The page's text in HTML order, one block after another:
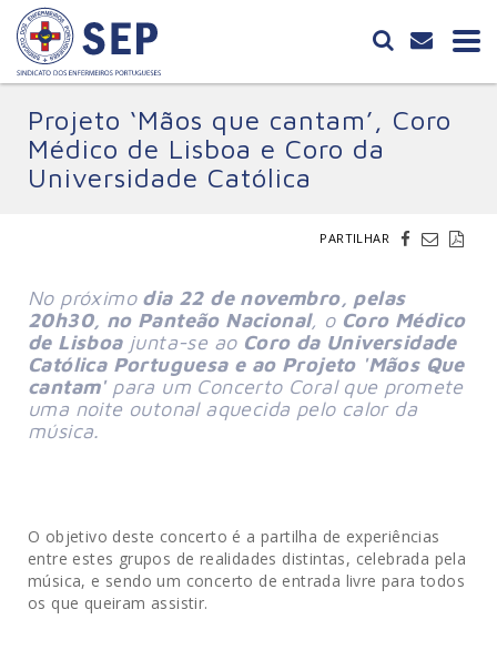
Projeto ‘Mãos que cantam’, Coro
Médico de Lisboa e Coro da
Universidade Católica
PARTILHAR
No próximo dia 22 de novembro, pelas
20h30, no Panteão Nacional, o Coro Médico
de Lisboajunta-se ao Coro da Universidade
Católica Portuguesa e ao Projeto 'Mãos Que
cantam' para um Concerto Coral que promete
uma noite outonal aquecida pelo calor da
música.
O objetivo deste concerto é a partilha de experiências
entre estes grupos de realidades distintas, celebrada pela
música, e sendo um concerto de entrada livre para todos
os que queiram assistir.